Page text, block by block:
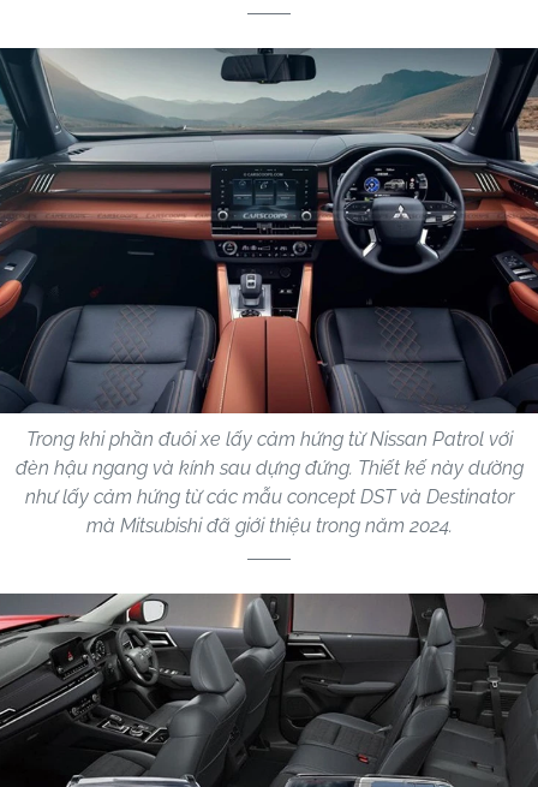
Trong khi phần đuôi xe lấy cảm hứng từ Nissan Patrol với
đèn hậu ngang và kính sau dựng đứng. Thiết kế này dường
như lấy cảm hứng từ các mẫu concept DST và Destinator
mà Mitsubishi đã giới thiệu trong năm 2024.